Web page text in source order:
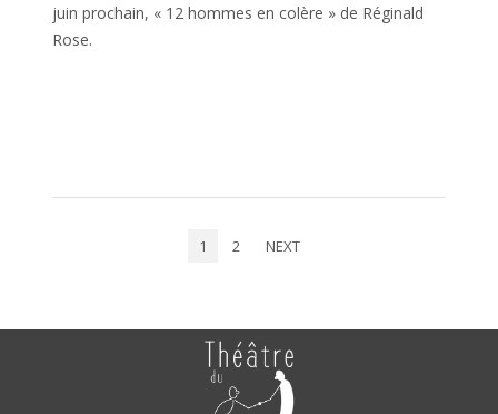
juin prochain, « 12 hommes en colère » de Réginald
Rose.
1 2 NEXT